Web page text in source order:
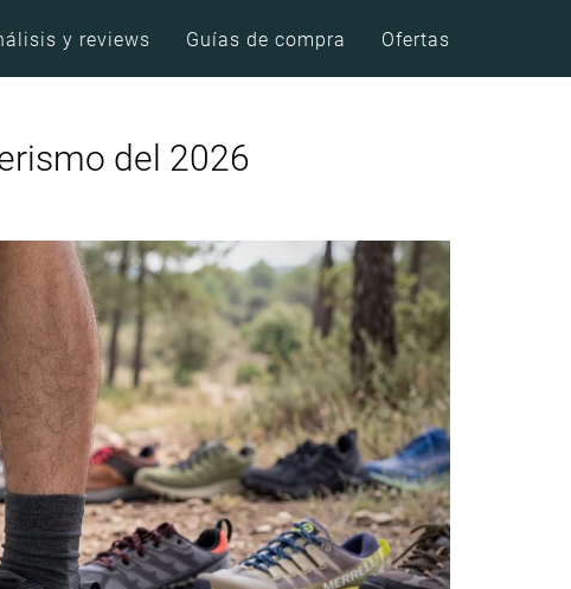
y reviews Guías de compra Ofertas
del 2026